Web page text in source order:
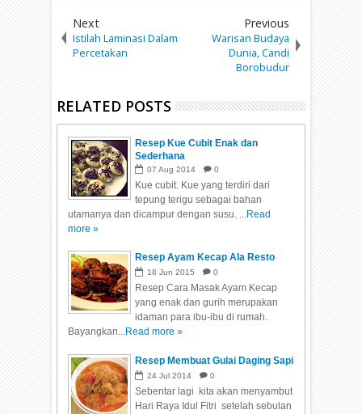
Next
Istilah Laminasi Dalam
Percetakan
Previous
Warisan Budaya
Dunia, Candi
Borobudur
RELATED POSTS
Resep Kue Cubit Enak dan
Sederhana
07 Aug 2014 0
Kue cubit. Kue yang terdiri dari
tepung terigu sebagai bahan
utamanya dan dicampur dengan susu. ...Read
more »
Resep Ayam Kecap Ala Resto
18 Jun 2015 0
Resep Cara Masak Ayam Kecap
yang enak dan gurih merupakan
idaman para ibu-ibu di rumah.
Bayangkan...Read more »
Resep Membuat Gulai Daging Sapi
24 Jul 2014 0
Sebentar lagi kita akan menyambut
Hari Raya Idul Fitri setelah sebulan